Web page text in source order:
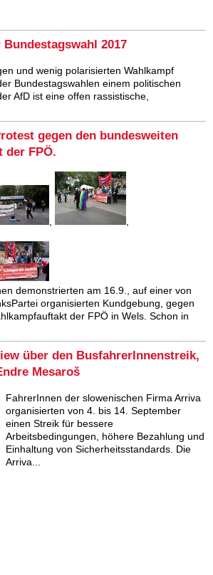
2017
und wenig polarisierten Wahlkampf
Bundestagswahlen einem politischen
AfD ist eine offen rassistische,
gegen den bundesweiten
der FPÖ.
, ,
demonstrierten am 16.9., auf einer von
organisierten Kundgebung, gegen
der FPÖ in Wels. Schon in
über den BusfahrerInnenstreik,
Mesaroš
FahrerInnen der slowenischen Firma Arriva
organisierten von 4. bis 14. September
einen Streik für bessere
Arbeitsbedingungen, höhere Bezahlung und
Einhaltung von Sicherheitsstandards. Die
Arriva...